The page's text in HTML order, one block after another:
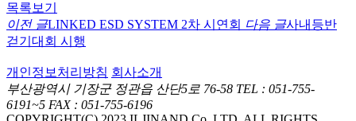
목록보기
이전 글LINKED ESD SYSTEM 2차 시연회 다음 글사내등반
걷기대회 시행
개인정보처리방침 회사소개
부산광역시 기장군 정관읍 산단5로 76-58 TEL : 051-755-
6191~5 FAX : 051-755-6196